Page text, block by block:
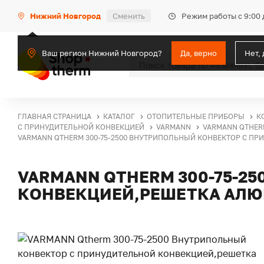
Нижний Новгород Сменить Режим работы с 9:00
Ваш регион Нижний Новгород? Да, верно Нет,
ГЛАВНАЯ СТРАНИЦА КАТАЛОГ ОТОПИТЕЛЬНЫЕ ПРИБОРЫ
С ПРИНУДИТЕЛЬНОЙ КОНВЕКЦИЕЙ
VARMANN VARMANN
VARMANN QTHERM 300-75-2500 ВНУТРИПОЛЬНЫЙ КОНВЕКТОР
VARMANN QTHERM 300-
КОНВЕКЦИЕЙ,РЕШЕТКА